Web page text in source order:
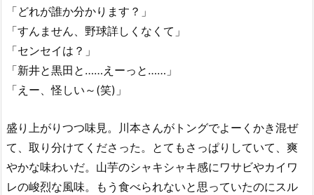
「どれが誰か分かります？」
「すんません、野球詳しくなくて」
「センセイは？」
「新井と黒田と……えーっと……」
「えー、怪しい～(笑)」
盛り上がりつつ味見。川本さんがトングでよーくかき混ぜ
て、取り分けてくださった。とてもさっぱりしていて、爽
やかな味わいだ。山芋のシャキシャキ感にワサビやカイワ
レの峻烈な風味。もう食べられないと思っていたのにスル